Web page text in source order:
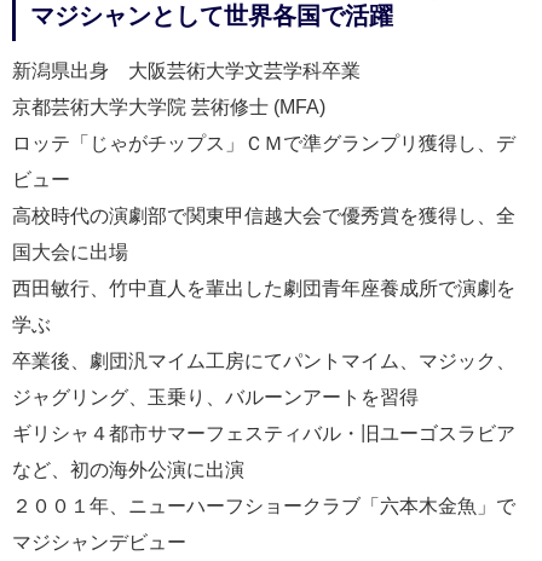
マジシャンとして世界各国で活躍
新潟県出身 大阪芸術大学文芸学科卒業
京都芸術大学大学院 芸術修士 (MFA)
ロッテ「じゃがチップス」ＣＭで準グランプリ獲得し、デ
ビュー
高校時代の演劇部で関東甲信越大会で優秀賞を獲得し、全
国大会に出場
西田敏行、竹中直人を輩出した劇団青年座養成所で演劇を
学ぶ
卒業後、劇団汎マイム工房にてパントマイム、マジック、
ジャグリング、玉乗り、バルーンアートを習得
ギリシャ４都市サマーフェスティバル・旧ユーゴスラビア
など、初の海外公演に出演
２００１年、ニューハーフショークラブ「六本木金魚」で
マジシャンデビュー